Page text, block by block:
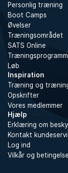
Personlig træning
Boot Camps
Øvelser
Træningsområdet
SATS Online
Løb
Inspiration
Træning og
Opskrifter
Vores medlemmer
Hjælp
Erklæring om
Kontakt
Log ind
Vilkår og